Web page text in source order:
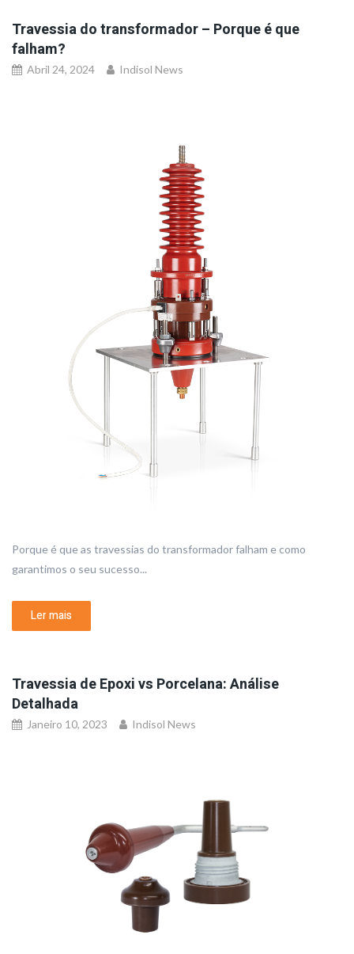
Travessia do transformador – Porque é que
falham?
Abril 24, 2024 Indisol News
Porque é que as travessias do transformador falham e como
garantimos o seu sucesso...
Ler mais
Travessia de Epoxi vs Porcelana: Análise
Detalhada
Janeiro 10, 2023 Indisol News